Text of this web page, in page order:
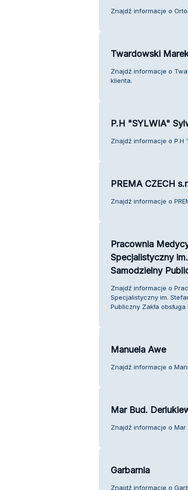
Znajdź informacje o
Twardowski
Znajdź informacje o
klienta.
P.H "SYLWIA"
Znajdź informacje o P.H
PREMA CZECH
Znajdź informacje o
Pracownia
Specjalistyczny
Samodzielny
Znajdź informacje o
Specjalistyczny im.
Publiczny Zakła obsługa
Manuela Awe
Znajdź informacje o
Mar Bud.
Znajdź informacje o Mar
Garbarnia
Znajdź informacje o